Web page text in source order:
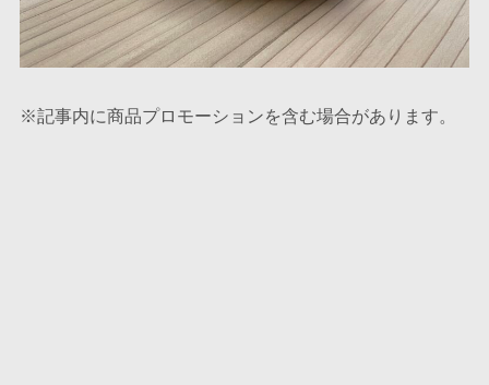
※記事内に商品プロモーションを含む場合があります。